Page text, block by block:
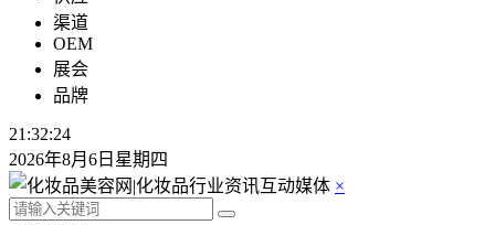
渠道
OEM
展会
品牌
21:32:25
2026年8月6日星期四
×